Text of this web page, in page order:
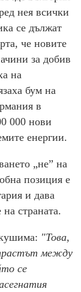
нея всички
се дължат
че новите
за добив
на
бум на
в
000 нови
енергии.
„не” на
позиция е
и дава
страната.
"Това,
между
се